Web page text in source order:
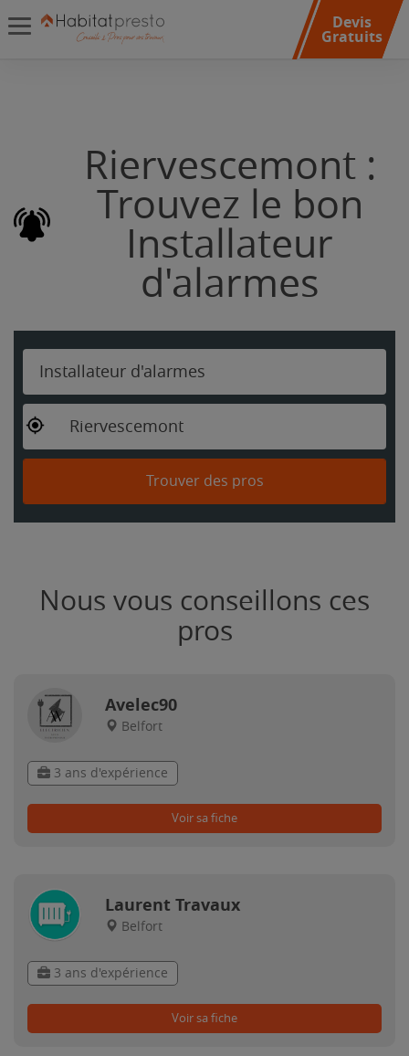
Devis
Gratuits
Riervescemont :
Trouvez le bon
Installateur
d'alarmes
Installateur d'alarmes
Riervescemont
Trouver des pros
Nous vous conseillons ces
pros
Avelec90
Belfort
3 ans d'expérience
Voir sa fiche
Laurent Travaux
Belfort
3 ans d'expérience
Voir sa fiche